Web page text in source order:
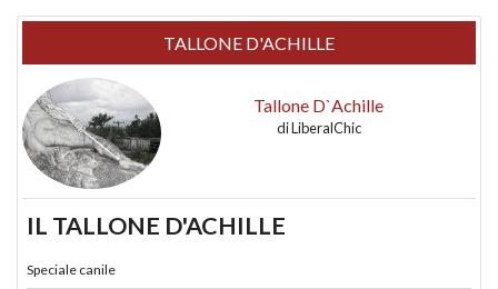
TALLONE D'ACHILLE
Tallone D`Achille
diLiberalChic
IL TALLONE D'ACHILLE
Speciale canile